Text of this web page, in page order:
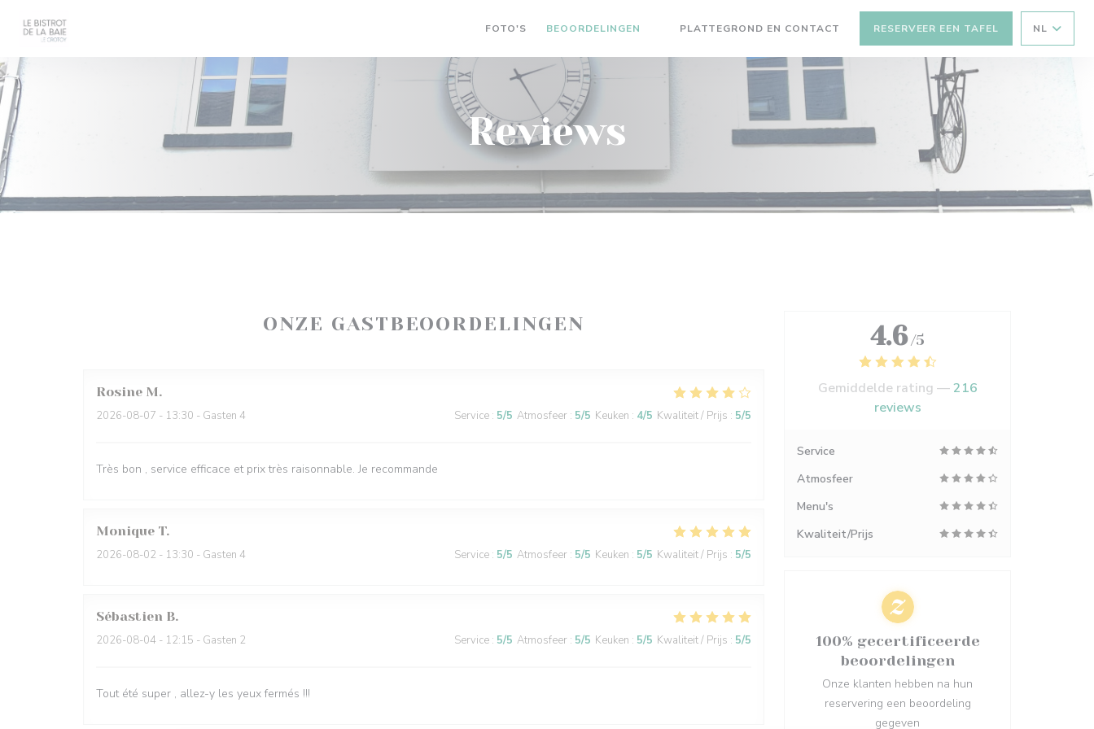
FOTO'S BEOORDELINGEN PLATTEGROND EN CONTACT RESERVEER EEN TAFEL NL
Reviews
ONZE GASTBEOORDELINGEN
Rosine M
2026-08-07 - 13:30 - Gasten 4 Service : 5/5 Atmosfeer : 5/5 Keuken : 4/5 Kwaliteit / Prijs : 5/5
Très bon , service efficace et prix très raisonnable. Je recommande
Monique T
2026-08-02 - 13:30 - Gasten 4 Service : 5/5 Atmosfeer : 5/5 Keuken : 5/5 Kwaliteit / Prijs : 5/5
Sébastien B
2026-08-04 - 12:15 - Gasten 2 Service : 5/5 Atmosfeer : 5/5 Keuken : 5/5 Kwaliteit / Prijs : 5/5
Tout été super , allez-y les yeux fermés !!!
4.6 /5
Gemiddelde rating —216
reviews
Service
Atmosfeer
Menu's
Kwaliteit/Prijs
100% gecertificeerde
beoordelingen
Onze klanten hebben na hun
reservering een beoordeling
gegeven